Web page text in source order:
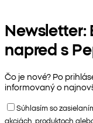
Newsletter:
napred s
Čo je nové? Po
informovaný o
Súhlasím so
akciách, produktoch